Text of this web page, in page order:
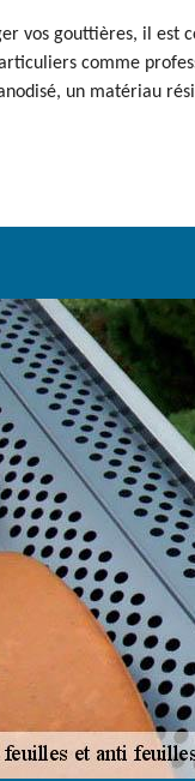
vos gouttières, il est
comme
un matériau